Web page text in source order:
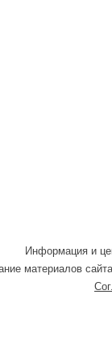
Информация и
материалов